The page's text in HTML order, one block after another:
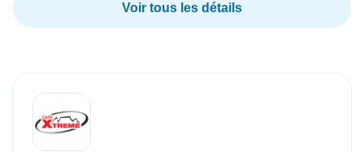
Voir tous les détails